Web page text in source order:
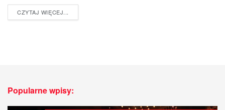
CZYTAJ WIĘCEJ...
Popularne wpisy: